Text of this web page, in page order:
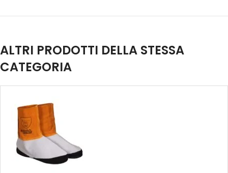
ALTRI PRODOTTI DELLA STESSA
CATEGORIA